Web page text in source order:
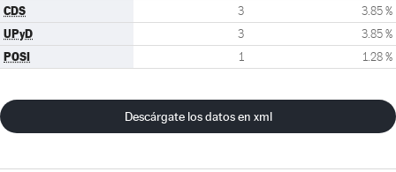
CDS 3 3.85 %
UPyD 3 3.85 %
POSI 1 1.28 %
Descárgate los datos en xml